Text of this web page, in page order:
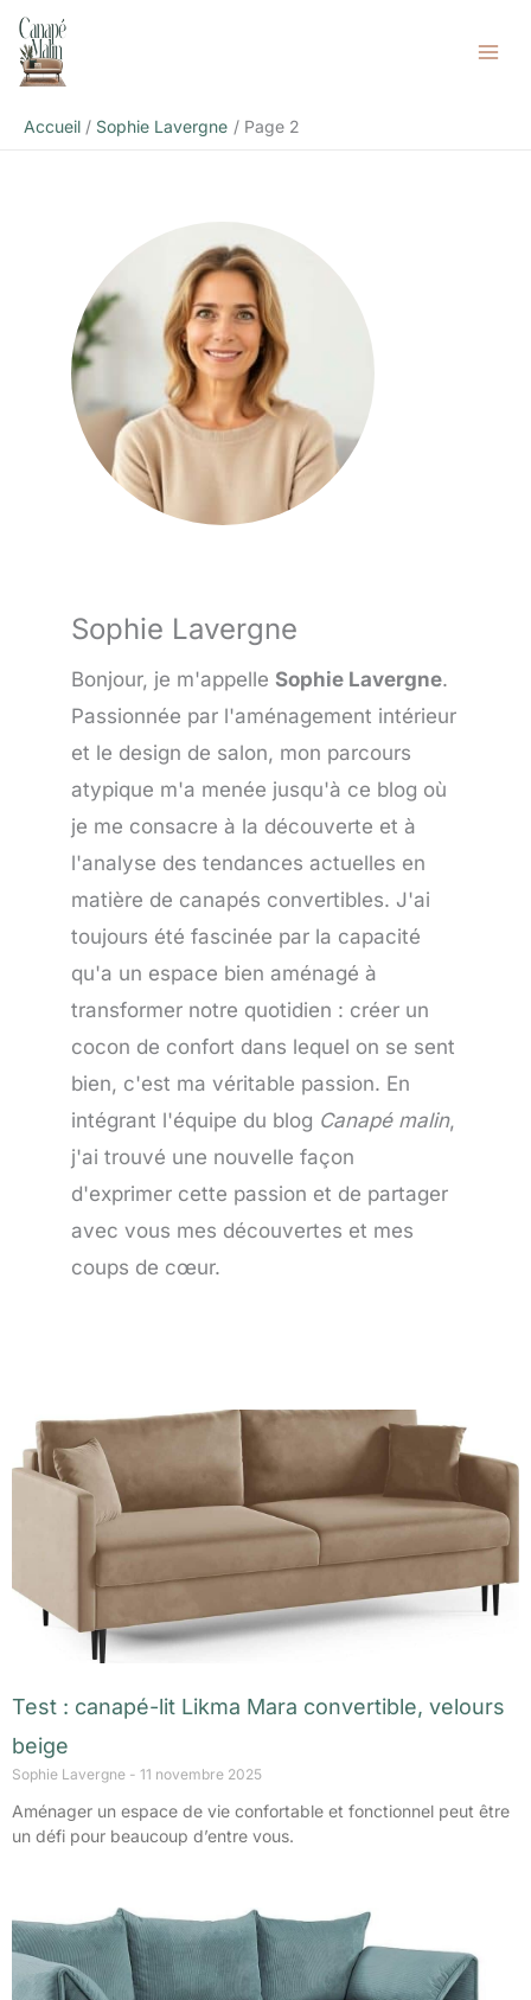
Aller
contenu
Accueil Sophie Lavergne Page 2
Sophie Lavergne
Bonjour, je m'appelle Sophie Lavergne.
Passionnée par l'aménagement intérieur
et le design de salon, mon parcours
atypique m'a menée jusqu'à ce blog où
je me consacre à la découverte et à
l'analyse des tendances actuelles en
matière de canapés convertibles. J'ai
toujours été fascinée par la capacité
qu'a un espace bien aménagé à
transformer notre quotidien : créer un
cocon de confort dans lequel on se sent
bien, c'est ma véritable passion. En
intégrant l'équipe du blog Canapé malin,
j'ai trouvé une nouvelle façon
d'exprimer cette passion et de partager
avec vous mes découvertes et mes
coups de cœur.
Test : canapé-lit Likma Mara convertible, velours
beige
Sophie Lavergne 11 novembre 2025
Aménager un espace de vie confortable et fonctionnel peut être
un défi pour beaucoup d’entre vous.